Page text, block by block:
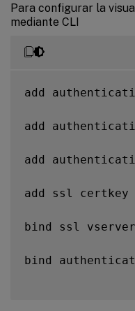
Para configurar la
mediante CLI
add
add
add
add ssl certkey
bind ssl
bind